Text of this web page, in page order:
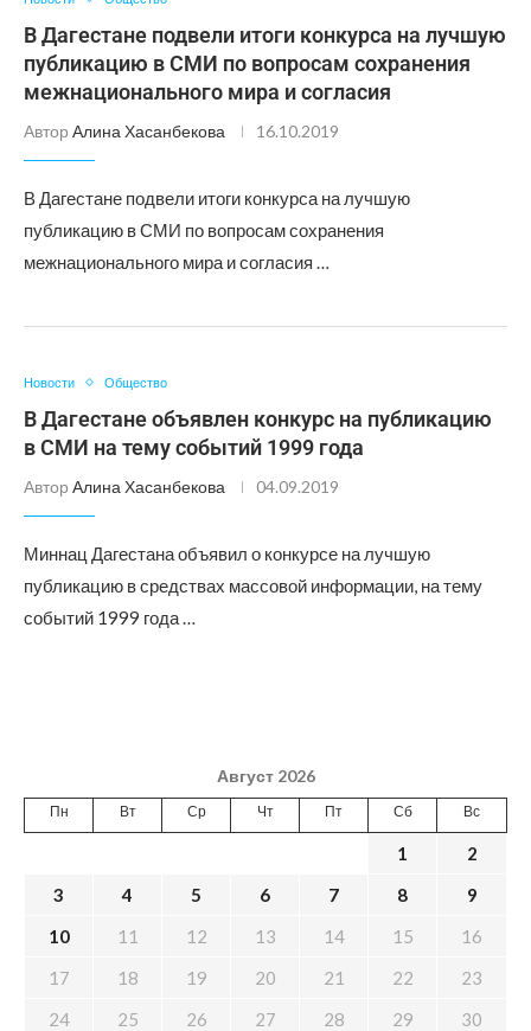
В Дагестане подвели итоги конкурса на лучшую
публикацию в СМИ по вопросам сохранения
межнационального мира и согласия
Автор Алина Хасанбекова 16.10.2019
В Дагестане подвели итоги конкурса на лучшую
публикацию в СМИ по вопросам сохранения
межнационального мира и согласия …
Новости Общество
В Дагестане объявлен конкурс на публикацию
в СМИ на тему событий 1999 года
Автор Алина Хасанбекова 04.09.2019
Миннац Дагестана объявил о конкурсе на лучшую
публикацию в средствах массовой информации, на тему
событий 1999 года …
Август 2026
Пн Вт Ср Чт Пт Сб Вс
1
2
3
4 5 6 7 8
9
10
11 12 13 14 15
16
17
18 19 20 21 22
23
24
25 26 27 28 29
30